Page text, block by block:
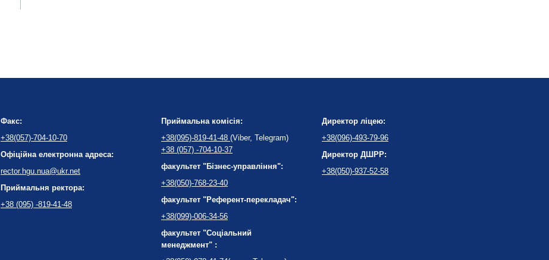
Факс:
+38(057)-704-10-70
Офіційна електронна адреса:
rector.hgu.nua@ukr.net
Приймальня ректора:
+38 (095) -819-41-48
Приймальна комісія:
+38(095)-819-41-48 (Viber, Telegram)
+38 (057) -704-10-37
факультет "Бізнес-управління":
+38(050)-768-23-40
факультет "Референт-перекладач":
+38(099)-006-34-56
факультет "Соціальний
менеджмент" :
Директор ліцею:
+38(096)-493-79-96
Директор ДШРР:
+38(050)-937-52-58